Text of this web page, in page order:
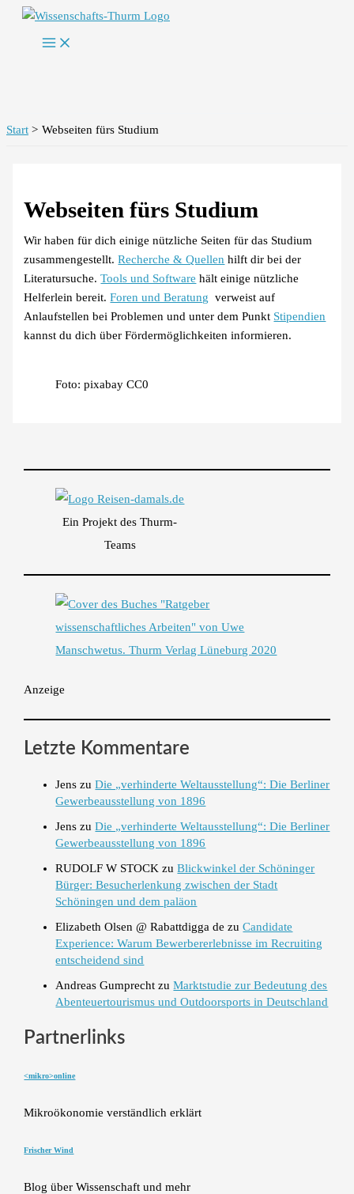
Zum
Start Webseiten fürs Studium
Webseiten fürs Studium
Wir haben für dich einige nützliche Seiten für das Studium
zusammengestellt.Recherche & Quellen hilft dir bei der
Literatursuche.Tools und Software hält einige nützliche
Helferlein bereit.Foren und Beratung verweist auf
Anlaufstellen bei Problemen und unter dem Punkt Stipendien
kannst du dich über Fördermöglichkeiten informieren.
Foto: pixabay CC0
Ein Projekt des Thurm-
Teams
Anzeige
Letzte Kommentare
Jens zuDie „verhinderte Weltausstellung“: Die Berliner
Gewerbeausstellung von 1896
Jens zuDie „verhinderte Weltausstellung“: Die Berliner
Gewerbeausstellung von 1896
RUDOLF W STOCK zuBlickwinkel der Schöninger
Bürger: Besucherlenkung zwischen der Stadt
Schöningen und dem paläon
Elizabeth Olsen @ Rabattdigga de zuCandidate
Experience: Warum Bewerbererlebnisse im Recruiting
entscheidend sind
Andreas Gumprecht zuMarktstudie zur Bedeutung des
Abenteuertourismus und Outdoorsports in Deutschland
Partnerlinks
<mikro>online
Mikroökonomie verständlich erklärt
Frischer Wind
Blog über Wissenschaft und mehr